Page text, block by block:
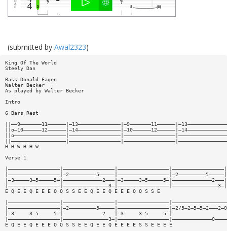
(submitted by Awal2323)
King Of The World
Steely Dan
Bass Donald Fagen
Walter Becker
As played by Walter Becker
Intro
6 Bars Rest
H H W H H W
Verse 1
|—————————————————|—————————————————|—————————————————|—————————————————|
|—————————————————|—2—————————5—————|—————————————————|—2—————————5—————|
|—3—————3—5—————5—|—————————————2———|—3—————3—5—————5—|—————————————2———|
|—————————————————|———————————————3—|—————————————————|———————————————3—|
E Q E E Q E E E Q Q S S E E Q E E Q E E E Q Q S S E
|—————————————————|—2—————————5—————|—————————————————|—2/
E Q E E Q E E E Q Q S S E E Q E E Q E E E E S S E E E E